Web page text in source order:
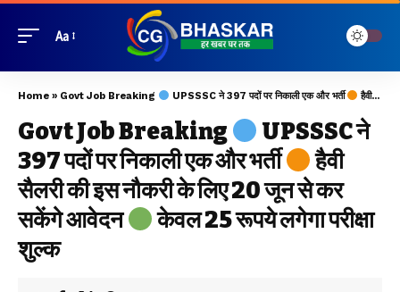
Aa
Home » Govt Job Breaking UPSSSC ने 397 पदों पर निकाली एक और भर्ती हैवी सैलरी की इस नौकरी के लिए 20 जून से कर सकेंगे आवेदन
Govt Job Breaking
UPSSSC ने
397 पदों पर निकाली एक और भर्ती
हैवी
सैलरी की इस नौकरी के लिए 20 जून से कर
सकेंगे आवेदन
केवल 25 रूपये लगेगा परीक्षा
शुल्क